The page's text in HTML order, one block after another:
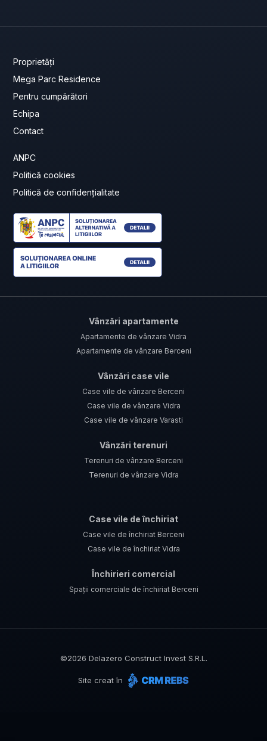
Proprietăți
Mega Parc Residence
Pentru cumpărători
Echipa
Contact
ANPC
Politică cookies
Politică de confidențialitate
Vânzări apartamente
Apartamente de vânzare Vidra
Apartamente de vânzare Berceni
Vânzări case vile
Case vile de vânzare Berceni
Case vile de vânzare Vidra
Case vile de vânzare Varasti
Vânzări terenuri
Terenuri de vânzare Berceni
Terenuri de vânzare Vidra
Case vile de închiriat
Case vile de închiriat Berceni
Case vile de închiriat Vidra
Închirieri comercial
Spații comerciale de închiriat Berceni
©2026 Delazero Construct Invest S.R.L.
Site creat în